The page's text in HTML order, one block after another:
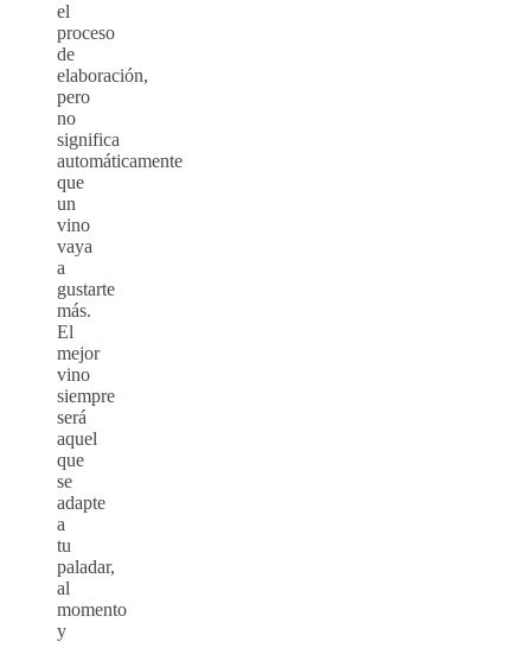
el
proceso
de
elaboración,
pero
no
significa
automáticamente
que
un
vino
vaya
a
gustarte
más.
El
mejor
vino
siempre
será
aquel
que
se
adapte
a
tu
paladar,
al
momento
y